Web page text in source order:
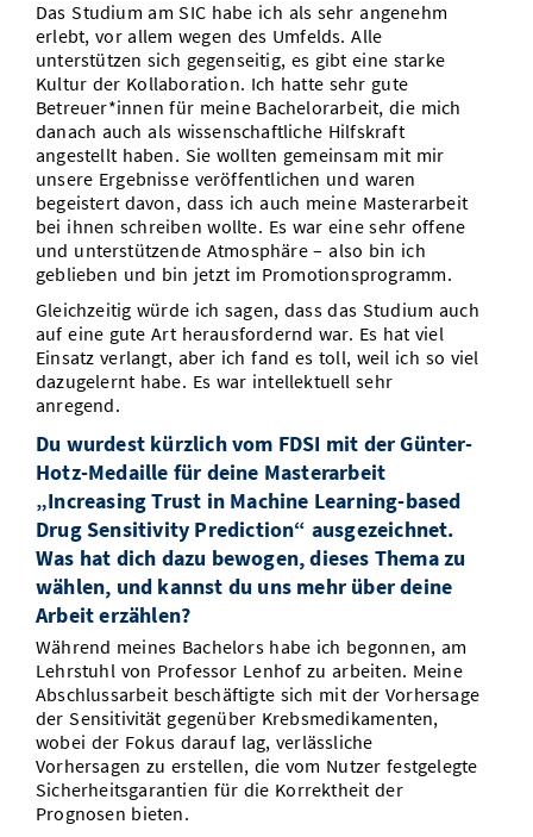
Das Studium am SIC habe ich als sehr angenehm
erlebt, vor allem wegen des Umfelds. Alle
unterstützen sich gegenseitig, es gibt eine starke
Kultur der Kollaboration. Ich hatte sehr gute
Betreuer*innen für meine Bachelorarbeit, die mich
danach auch als wissenschaftliche Hilfskraft
angestellt haben. Sie wollten gemeinsam mit mir
unsere Ergebnisse veröffentlichen und waren
begeistert davon, dass ich auch meine Masterarbeit
bei ihnen schreiben wollte. Es war eine sehr offene
und unterstützende Atmosphäre – also bin ich
geblieben und bin jetzt im Promotionsprogramm.
Gleichzeitig würde ich sagen, dass das Studium auch
auf eine gute Art herausfordernd war. Es hat viel
Einsatz verlangt, aber ich fand es toll, weil ich so viel
dazugelernt habe. Es war intellektuell sehr
anregend.
Du wurdest kürzlich vom FDSI mit der Günter-
Hotz-Medaille für deine Masterarbeit
„Increasing Trust in Machine Learning-based
Drug Sensitivity Prediction“ ausgezeichnet.
Was hat dich dazu bewogen, dieses Thema zu
wählen, und kannst du uns mehr über deine
Arbeit erzählen?
Während meines Bachelors habe ich begonnen, am
Lehrstuhl von Professor Lenhof zu arbeiten. Meine
Abschlussarbeit beschäftigte sich mit der Vorhersage
der Sensitivität gegenüber Krebsmedikamenten,
wobei der Fokus darauf lag, verlässliche
Vorhersagen zu erstellen, die vom Nutzer festgelegte
Sicherheitsgarantien für die Korrektheit der
Prognosen bieten.